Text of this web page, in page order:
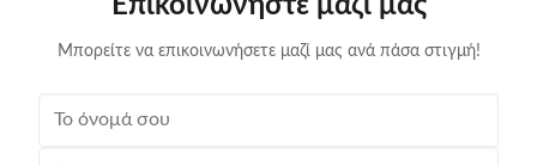
soiling present
Επικοινωνήστε μαζί μας
Μπορείτε να επικοινωνήσετε μαζί μας ανά πάσα στιγμή!